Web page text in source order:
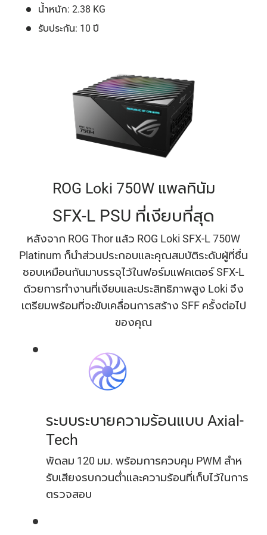
น้ำหนัก: 2.38 KG
รับประกัน: 10 ปี
ROG Loki 750W แพลทินัม
SFX-L PSU ที่เงียบที่สุด
หลังจาก ROG Thor แล้ว ROG Loki SFX-L 750W
Platinum ก็นําส่วนประกอบและคุณสมบัติระดับผู้ที่ชื่น
ชอบเหมือนกันมาบรรจุไว้ในฟอร์มแฟคเตอร์ SFX-L
ด้วยการทํางานที่เงียบและประสิทธิภาพสูง Loki จึง
เตรียมพร้อมที่จะขับเคลื่อนการสร้าง SFF ครั้งต่อไป
ของคุณ
ระบบระบายความร้อนแบบ Axial-
Tech
พัดลม 120 มม. พร้อมการควบคุม PWM สําห
รับเสียงรบกวนต่ําและความร้อนที่เก็บไว้ในการ
ตรวจสอบ